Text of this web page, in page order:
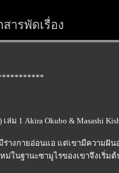
สารพัดเรื่อง
ล่ม 1 Akira Okubo & Masashi
ร่างกายอ่อนแอ แต่เขามีความฝั
ในฐานะซามูไรของเขาจึงเริ่ม